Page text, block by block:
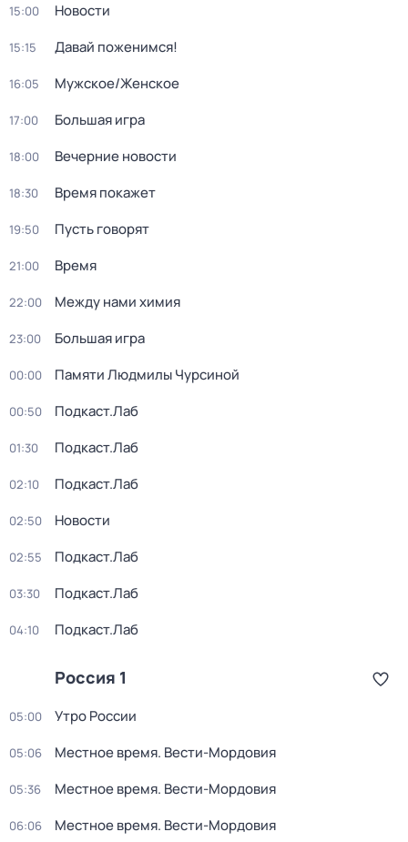
15:00 Новости
15:15 Давай поженимся!
16:05 Мужское/Женское
17:00 Большая игра
18:00 Вечерние новости
18:30 Время покажет
19:50 Пусть говорят
21:00 Время
22:00 Между нами химия
23:00 Большая игра
00:00 Памяти Людмилы Чурсиной
00:50 Подкаст.Лаб
01:30 Подкаст.Лаб
02:10 Подкаст.Лаб
02:50 Новости
02:55 Подкаст.Лаб
03:30 Подкаст.Лаб
04:10 Подкаст.Лаб
Россия 1
05:00 Утро России
05:06 Местное время. Вести-Мордовия
05:36 Местное время. Вести-Мордовия
06:06 Местное время. Вести-Мордовия